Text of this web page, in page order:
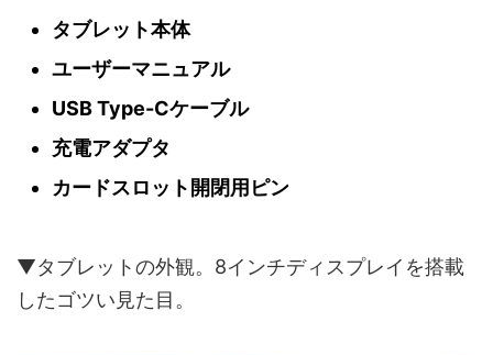
タブレット本体
ユーザーマニュアル
USB Type-Cケーブル
充電アダプタ
カードスロット開閉用ピン
▼タブレットの外観。8インチディスプレイを搭載
したゴツい見た目。